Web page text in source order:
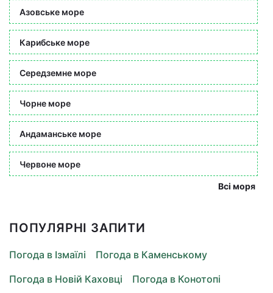
Азовське море
Карибське море
Середземне море
Чорне море
Андаманське море
Червоне море
Всі моря
ПОПУЛЯРНІ ЗАПИТИ
Погода в Ізмаїлі
Погода в Каменському
Погода в Новій Каховці
Погода в Конотопі